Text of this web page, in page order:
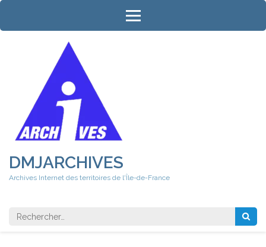
Aller
contenu
DMJARCHIVES
Archives Internet des territoires de l'Île-de-France
Rechercher